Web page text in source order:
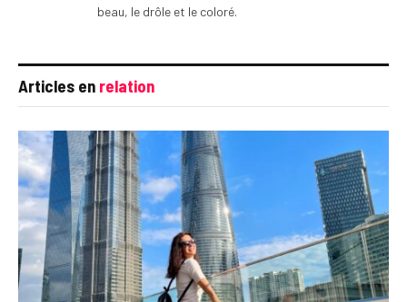
beau, le drôle et le coloré.
Articles en relation